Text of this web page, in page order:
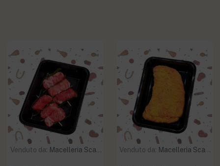
Venduto da: Macelleria Scaramuzzo Venduto da: Macelleria Scaramuzzo